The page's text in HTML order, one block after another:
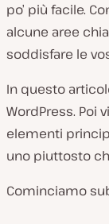
po’ più facile.
alcune aree
soddisfare le
In questo
WordPress. Poi
elementi
uno piuttosto
Cominciamo